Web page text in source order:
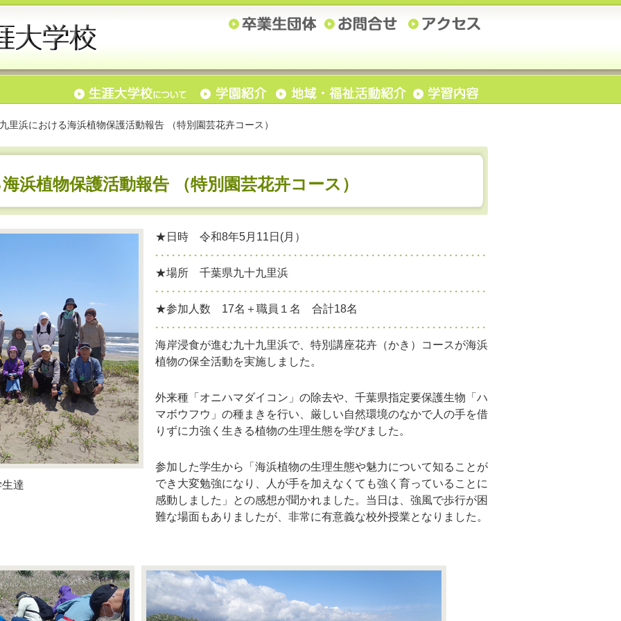
里浜における海浜植物保護活動報告 （特別園芸花卉コース）
浜植物保護活動報告 （特別園芸花卉コース）
達
★日時 令和8年5月11日(月）
★場所 千葉県九十九里浜
★参加人数 17名＋職員１名 合計18名
海岸浸食が進む九十九里浜で、特別講座花卉（かき）コースが海浜
植物の保全活動を実施しました。
外来種「オニハマダイコン」の除去や、千葉県指定要保護生物「ハ
マボウフウ」の種まきを行い、厳しい自然環境のなかで人の手を借
りずに力強く生きる植物の生理生態を学びました。
参加した学生から「海浜植物の生理生態や魅力について知ることが
でき大変勉強になり、人が手を加えなくても強く育っていることに
感動しました」との感想が聞かれました。当日は、強風で歩行が困
難な場面もありましたが、非常に有意義な校外授業となりました。